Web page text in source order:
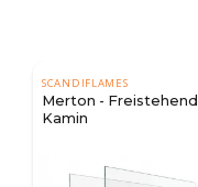
SCANDIFLAMES
Merton -
Kamin